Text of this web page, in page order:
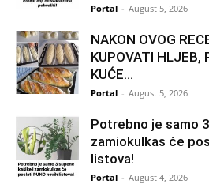
Portal - August 5, 2026
NAKON OVOG
KUPOVATI HLJEB,
KUĆE…
Portal - August 5, 2026
Potrebno je samo
zamiokulkas će
listova!
Portal - August 4, 2026